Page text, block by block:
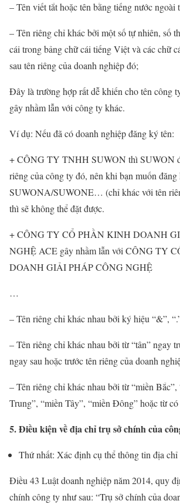
– Tên viết tắt hoặc tên bằng tiếng nước ngoài
– Tên riêng chỉ khác bởi một số tự nhiên, số
cái trong bảng chữ cái tiếng Việt và các chữ
sau tên riêng của doanh nghiệp đó;
Đây là trường hợp rất dễ khiến cho tên công
gây nhầm lẫn với công ty khác.
Ví dụ: Nếu đã có doanh nghiệp đăng ký tên:
+ CÔNG TY TNHH SUWON thì SUWON
riêng của công ty đó, nên khi bạn muốn
SUWONA/SUWONE… (chỉ khác với tên
thì sẽ không thể đặt được.
+ CÔNG TY CỔ PHẦN KINH DOANH
NGHỆ ACE gây nhầm lẫn với CÔNG TY
DOANH GIẢI PHÁP CÔNG NGHỆ
…
– Tên riêng chỉ khác nhau bởi ký hiệu “&”,
– Tên riêng chỉ khác nhau bởi từ “tân” ngay
ngay sau hoặc trước tên riêng của doanh
– Tên riêng chỉ khác nhau bởi từ “miền
Trung”, “miền Tây”, “miền Đông” hoặc từ
5. Điều kiện về địa chỉ trụ sở chính của
Thứ nhất: Xác định cụ thể thông tin địa
Điều 43 Luật doanh nghiệp năm 2014, quy
chính công ty như sau: “Trụ sở chính của